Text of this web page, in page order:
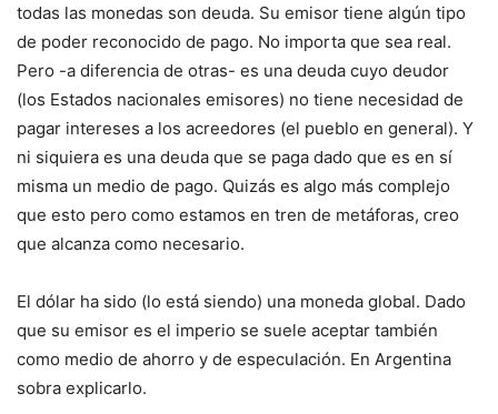
todas las monedas son deuda. Su emisor tiene algún tipo
de poder reconocido de pago. No importa que sea real.
Pero -a diferencia de otras- es una deuda cuyo deudor
(los Estados nacionales emisores) no tiene necesidad de
pagar intereses a los acreedores (el pueblo en general). Y
ni siquiera es una deuda que se paga dado que es en sí
misma un medio de pago. Quizás es algo más complejo
que esto pero como estamos en tren de metáforas, creo
que alcanza como necesario.
El dólar ha sido (lo está siendo) una moneda global. Dado
que su emisor es el imperio se suele aceptar también
como medio de ahorro y de especulación. En Argentina
sobra explicarlo.